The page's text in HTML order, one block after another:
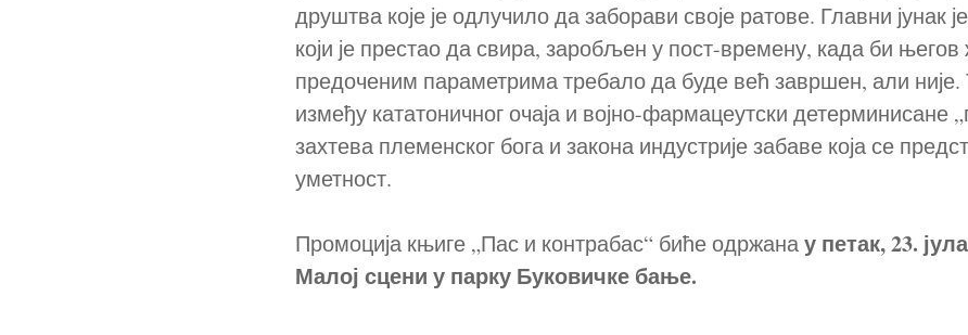
друштва које је одлучило да заборави своје ратове. Главни јунак
који је престао да свира, заробљен у пост-времену, када би
предоченим параметрима требало да буде већ завршен, али није.
између кататоничног очаја и војно-фармацеутски детерминисане
захтева племенског бога и закона индустрије забаве која се
уметност.
Промоција књиге „Пас и контрабас“ биће одржанау петак, 23.
Малој сцени у парку Буковичке бање.